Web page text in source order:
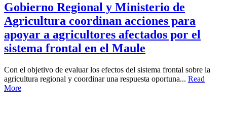
Gobierno Regional y Ministerio de
Agricultura coordinan acciones para
apoyar a agricultores afectados por el
sistema frontal en el Maule
Con el objetivo de evaluar los efectos del sistema frontal sobre la
agricultura regional y coordinar una respuesta oportuna... Read
More